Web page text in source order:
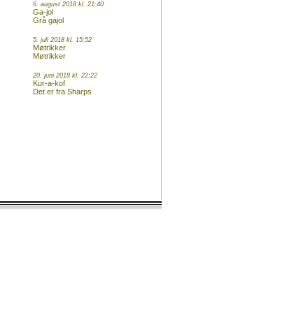
6. august 2018 kl. 21:40
Ga-jol
Grå gajol
5. juli 2018 kl. 15:52
Møtrikker
Møtrikker
20. juni 2018 kl. 22:22
Kur-a-kof
Det er fra Sharps